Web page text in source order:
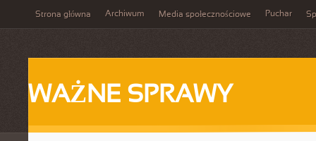
Strona główna Archiwum Media społecznościowe Puchar
WAŻNE SPRAWY